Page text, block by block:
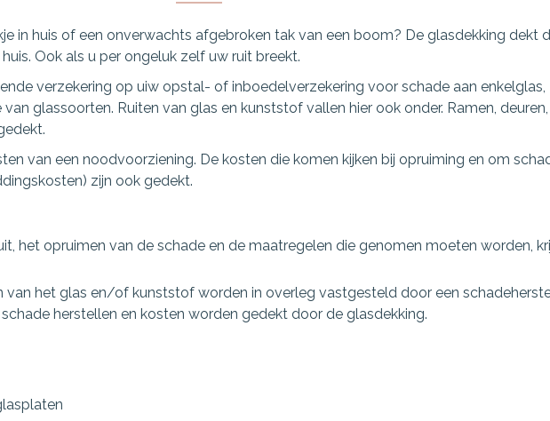
in huis of een onverwachts afgebroken tak van een boom? De glasdekking dekt
Ook als u per ongeluk zelf uw ruit breekt.
verzekering op uiw opstal- of inboedelverzekering voor schade aan enkelglas,
glassoorten. Ruiten van glas en kunststof vallen hier ook onder. Ramen,
van een noodvoorziening. De kosten die komen kijken bij opruiming en om
zijn ook gedekt.
het opruimen van de schade en de maatregelen die genomen moeten worden,
van het glas en/of kunststof worden in overleg vastgesteld door een
herstellen en kosten worden gedekt door de glasdekking.